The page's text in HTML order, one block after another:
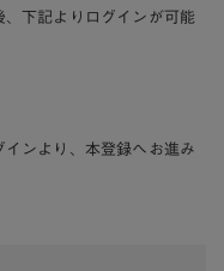
下記よりログインが可能
ンより、本登録へお進み